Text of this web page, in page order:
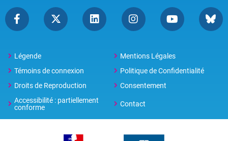
Légende
Mentions Légales
Témoins de connexion
Politique de Confidentialité
Droits de Reproduction
Consentement
Accessibilité : partiellement
conforme
Contact